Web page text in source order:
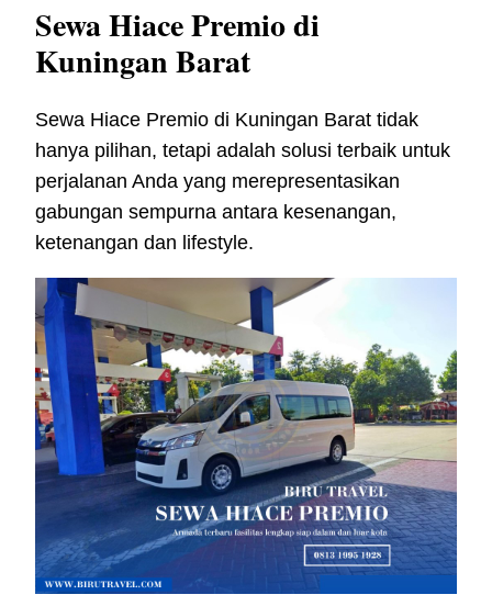
Sewa Hiace Premio di
Kuningan Barat
Sewa Hiace Premio di Kuningan Barat tidak
hanya pilihan, tetapi adalah solusi terbaik untuk
perjalanan Anda yang merepresentasikan
gabungan sempurna antara kesenangan,
ketenangan dan lifestyle.